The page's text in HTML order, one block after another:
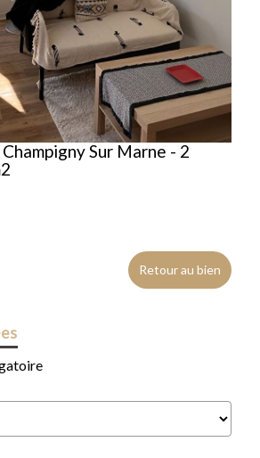
Sur Marne - 2
Retour au bien